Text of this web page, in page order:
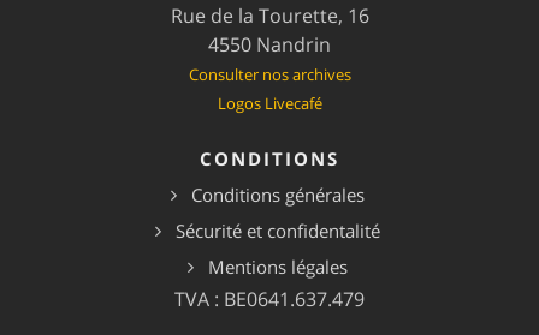
Rue de la Tourette, 16
4550 Nandrin
Consulter nos archives
Logos Livecafé
CONDITIONS
Conditions générales
Sécurité et confidentalité
Mentions légales
TVA : BE0641.637.479